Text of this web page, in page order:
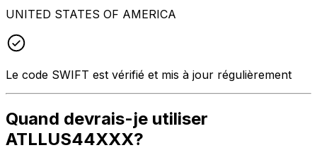
UNITED STATES OF AMERICA
Le code SWIFT est vérifié et mis à jour régulièrement
Quand devrais-je utiliser
ATLLUS44XXX?